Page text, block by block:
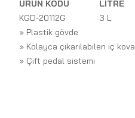
ÜRÜN KODU LİTRE
KGD-20112G
3 L
» Plastik gövde
» Kolayca çıkarılabilen iç kova
» Çift pedal sistemi